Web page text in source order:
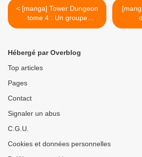
< [manga] Tower Dungeon
tome 4 : Un groupe
hétéroclite
Hébergé par Overblog
Top articles
Pages
Contact
Signaler un abus
C.G.U.
Cookies et données personnelles